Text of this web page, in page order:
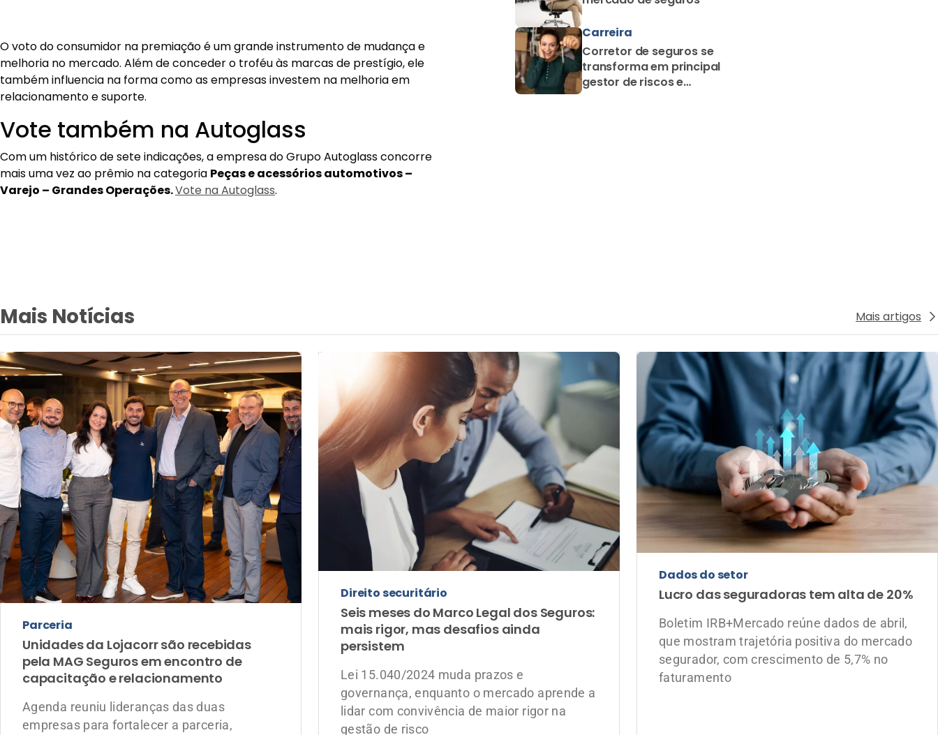
Varejo – Grandes Operações.Vote na Autoglass .
Mais Notícias
Parceria
Unidades da Lojacorr são recebidas
pela MAG Seguros em encontro de
capacitação e relacionamento
Agenda reuniu lideranças das duas
empresas para fortalecer a parceria,
apresentar oportunidades de negócios e
Lojacorr
Direito securitário
Seis meses do Marco Legal dos Seguros:
mais rigor, mas desafios ainda
persistem
Lei 15.040/2024 muda prazos e
governança, enquanto o mercado aprende a
lidar com convivência de maior rigor na
Dados do setor
Lucro das seguradoras tem alta de 20%
Boletim IRB+Mercado reúne dados de abril,
que mostram trajetória positiva do mercado
segurador, com crescimento de 5,7% no
faturamento